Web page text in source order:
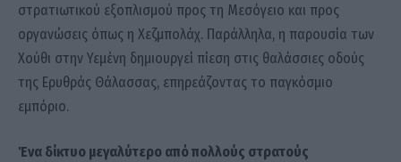
στρατιωτικού εξοπλισμού προς τη Μεσόγειο και προς
οργανώσεις όπως η Χεζμπολάχ. Παράλληλα, η παρουσία των
Χούθι στην Υεμένη δημιουργεί πίεση στις θαλάσσιες οδούς
της Ερυθράς Θάλασσας, επηρεάζοντας το παγκόσμιο
εμπόριο.
Ένα δίκτυο μεγαλύτερο από πολλούς στρατούς